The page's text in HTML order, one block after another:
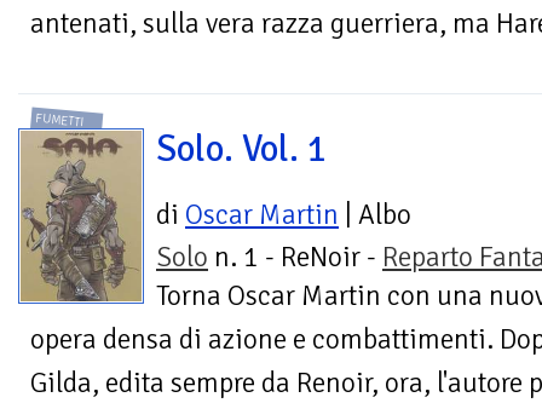
antenati, sulla vera razza guerriera, ma
FUMETTI
Solo. Vol. 1
di Oscar Martin | Albo
Solo n. 1 - ReNoir - Reparto
Torna Oscar Martin con una
opera densa di azione e combattimenti.
Gilda, edita sempre da Renoir, ora,